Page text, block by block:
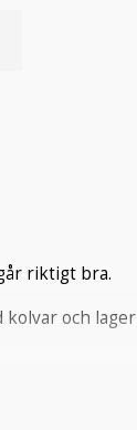
riktigt bra.
kolvar och lager